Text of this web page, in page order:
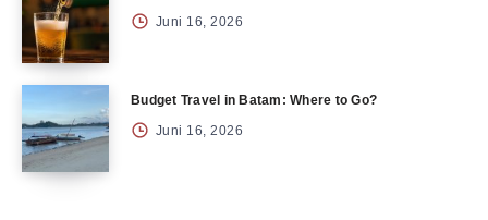
Juni 16, 2026
Budget Travel in Batam: Where to Go?
Juni 16, 2026